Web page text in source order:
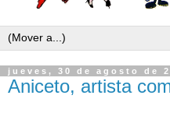
jueves, 30 de agosto de
Aniceto, artista